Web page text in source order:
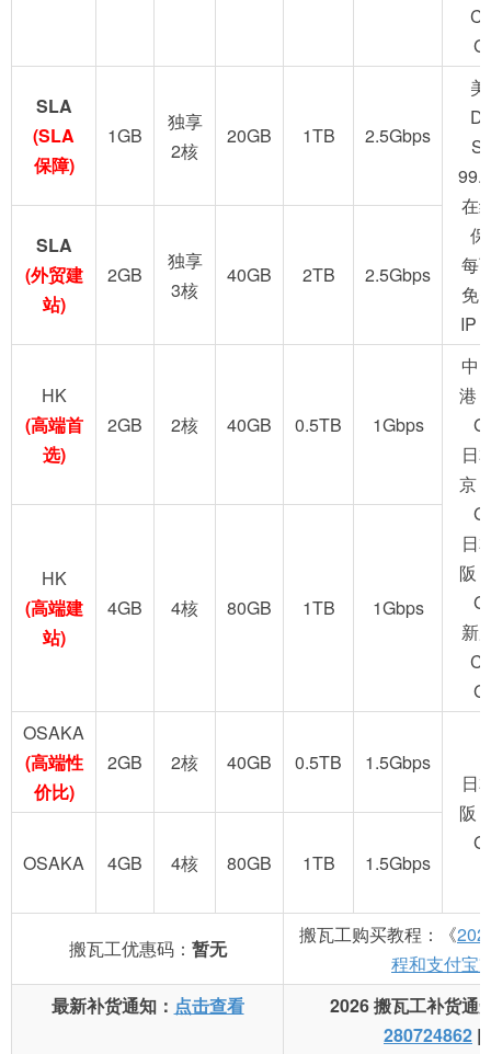
SLA
(SLA
保障)
1GB
独享
2核
20GB 1TB 2.5Gbps
在
每
免
IP
SLA
(外贸建
站)
2GB
独享
3核
40GB 2TB 2.5Gbps
HK
(高端首
选)
2GB 2核 40GB 0.5TB 1Gbps
中
港
日
京
日
阪
新
HK
(高端建
站)
4GB 4核 80GB 1TB 1Gbps
OSAKA
(高端性
价比)
2GB 2核 40GB 0.5TB
1.5Gbps
日
阪
OSAKA
4GB 4核 80GB 1TB 1.5Gbps
搬瓦工优惠码： 暂无
搬瓦工购买教程：《
程和支付宝
最新补货通知： 点击查看
2026 搬瓦工补货通
280724862 |